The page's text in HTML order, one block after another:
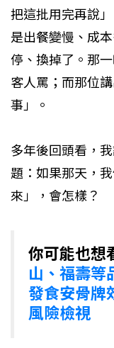
把這批用完再說
是出餐變慢、成
停、換掉了。那
客人罵；而那位
事」。
多年後回頭看，
題：如果那天，
來」，會怎樣？
你可能也想
山、福壽等
發食安骨牌
風險檢視